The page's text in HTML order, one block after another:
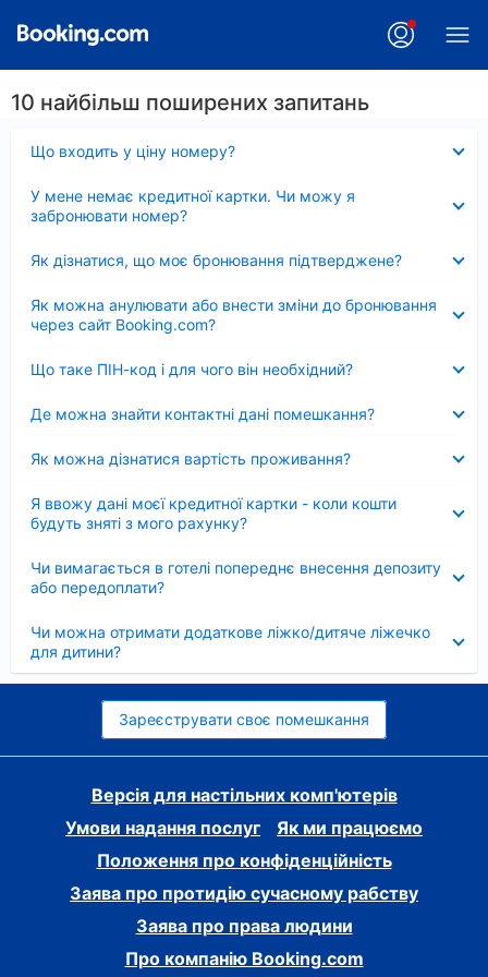
10 найбільш поширених запитань
Що входить у ціну номеру?
У мене немає кредитної картки. Чи можу я
забронювати номер?
Як дізнатися, що моє бронювання підтверджене?
Як можна анулювати або внести зміни до бронювання
через сайт Booking.com?
Що таке ПІН-код і для чого він необхідний?
Де можна знайти контактні дані помешкання?
Як можна дізнатися вартість проживання?
Я ввожу дані моєї кредитної картки - коли кошти
будуть зняті з мого рахунку?
Чи вимагається в готелі попереднє внесення депозиту
або передоплати?
Чи можна отримати додаткове ліжко/дитяче ліжечко
для дитини?
Зареєструвати своє помешкання
Версія для настільних комп'ютерів
Умови надання послуг
Як ми працюємо
Положення про конфіденційність
Заява про протидію сучасному рабству
Заява про права людини
Про компанію Booking.com